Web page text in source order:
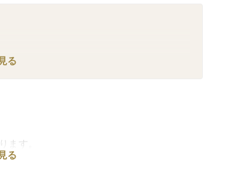
る
ます。
新技術で保存をかけたりんごになっており
る